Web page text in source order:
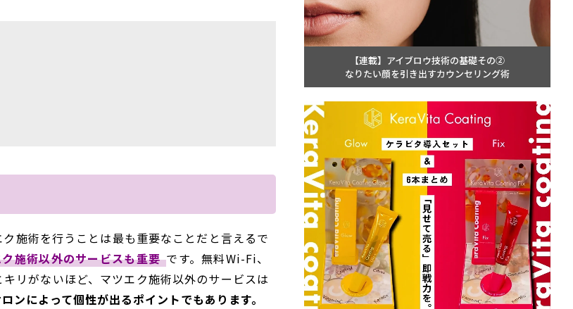
施術を行うことは最も重要なことだと言えるで
施術以外のサービスも重要 です。無料Wi-Fi、
リがないほど、マツエク施術以外のサービスは
ンによって個性が出るポイントでもあります。
【連載】アイブロウ技術の基礎その②
なりたい顔を引き出すカウンセリング術